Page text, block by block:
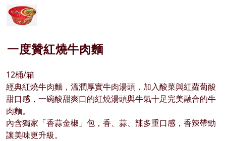
一度贊紅燒牛肉麵
12桶/箱
經典紅燒牛肉麵，溫潤厚實牛肉湯頭，加入酸菜與紅蘿蔔酸
甜口感，一碗酸甜爽口的紅燒湯頭與牛氣十足完美融合的牛
肉麵。
內含獨家「香蒜金椒」包，香、蒜、辣多重口感，香辣帶勁
讓美味更升級。